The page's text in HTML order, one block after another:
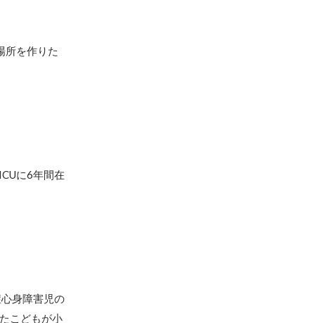
所を作りた
に6年間在
身障害児の
こどもが小